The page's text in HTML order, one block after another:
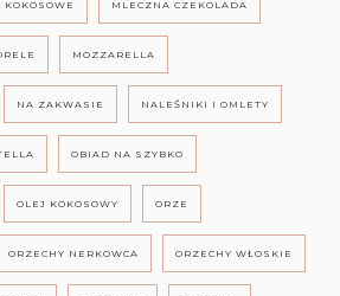
KOKOSOWE MLECZNA CZEKOLADA
MOZZARELLA
NA ZAKWASIE NALEŚNIKI I OMLETY
OBIAD NA SZYBKO
OLEJ KOKOSOWY ORZE
ORZECHY NERKOWCA ORZECHY WŁOSKIE